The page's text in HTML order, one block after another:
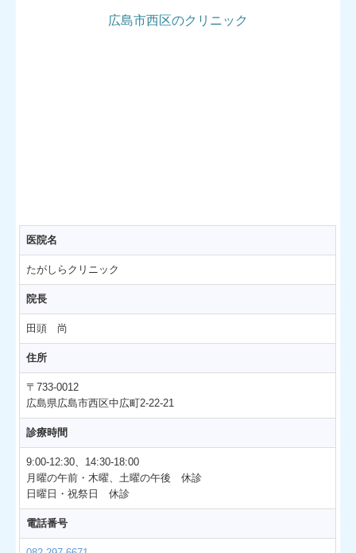
広島市西区のクリニック
医院名
たがしらクリニック
院長
田頭 尚
住所
〒733-0012
広島県広島市西区中広町2-22-21
診療時間
9:00-12:30、14:30-18:00
月曜の午前・木曜 、土曜の午後 休診
日曜日・祝祭日 休診
電話番号